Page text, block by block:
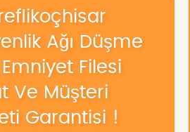
Ağı Düşme
Filesi
Ve Müşteri
Garantisi !